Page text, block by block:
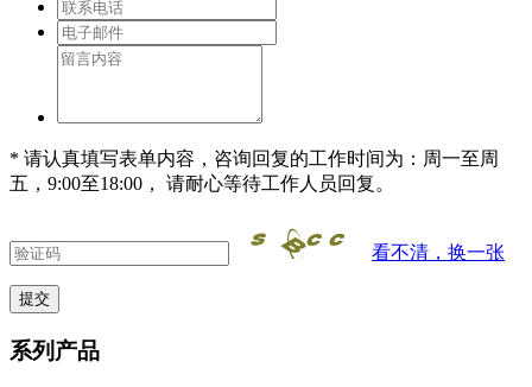
* 请认真填写表单内容，咨询回复的工作时间为：周一至周
五，9:00至18:00， 请耐心等待工作人员回复。
看不清，换一张
系列产品